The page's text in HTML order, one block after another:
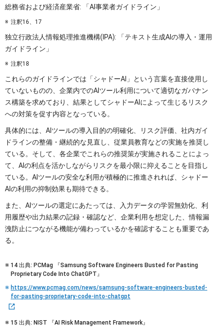
総務省および経済産業省: 「AI事業者ガイドライン」
注釈16、17
独立行政法人情報処理推進機構(IPA): 「テキスト生成AIの導入・運用
ガイドライン」
注釈18
これらのガイドラインでは「シャドーAI」という言葉を直接使用し
ていないものの、企業内でのAIツール利用について適切なガバナン
ス構築を求めており、結果としてシャドーAIによって生じるリスク
への対策を促す内容となっている。
具体的には、AIツールの導入目的の明確化、リスク評価、社内ガイ
ドラインの整備・継続的な見直し、従業員教育などの実施を推奨し
ている。そして、各企業でこれらの推奨策が実施されることによっ
て、AIの利点を活かしながらリスクを最小限に抑えることを目指し
ている。AIツールの安全な利用が積極的に推進されれば、シャドー
AIの利用の抑制効果も期待できる。
また、AIツールの選定にあたっては、入力データの学習無効化、利
用履歴や出力結果の記録・確認など、企業利用を想定した、情報漏
洩防止につながる機能が備わっているかを確認することも重要であ
る。
14 出典: PCMag 『Samsung Software Engineers Busted for Pasting
Proprietary Code Into ChatGPT』
https://www.pcmag.com/news/samsung-software-engineers-busted-
for-pasting-proprietary-code-into-chatgpt
15 出典: NIST 『AI Risk Management Framework』